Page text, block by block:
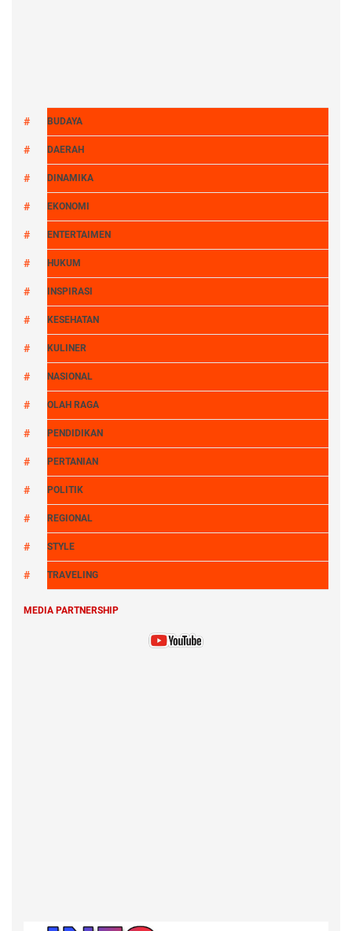
BUDAYA
DAERAH
DINAMIKA
EKONOMI
ENTERTAIMEN
HUKUM
INSPIRASI
KESEHATAN
KULINER
NASIONAL
OLAH RAGA
PENDIDIKAN
PERTANIAN
POLITIK
REGIONAL
STYLE
TRAVELING
MEDIA PARTNERSHIP